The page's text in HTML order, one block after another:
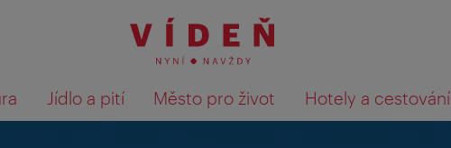
Jídlo a pití Město pro život Hotely a cestování